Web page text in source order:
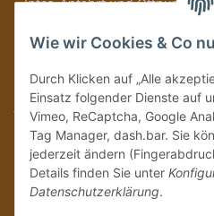
Immer auf dem Laufenden mit
Bitte senden Sie mir entsprechend Ihrer
jederzeit widerruflich Informationen zu
Vertrag
Wie wir Cookies & Co
Durch Klicken auf „Alle
Einsatz folgender Dienste auf
Vimeo, ReCaptcha, Google
Tag Manager, dash.bar. Sie
jederzeit ändern
Details finden Sie unter
Datenschutzerklärung.